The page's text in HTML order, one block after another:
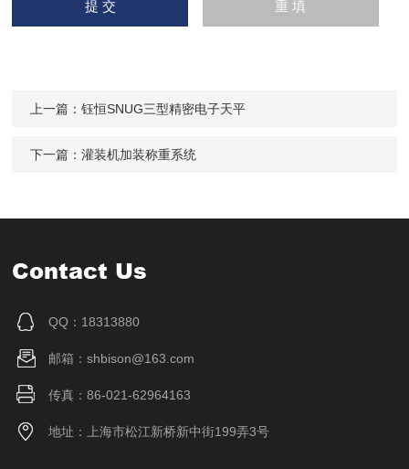
上一篇：钰恒SNUG三型精密电子天平
下一篇：灌装机加装称重系统
Contact Us
QQ：18313880
邮箱：shbison@163.com
传真：86-021-62964163
地址：上海市松江新桥新中街199弄3号